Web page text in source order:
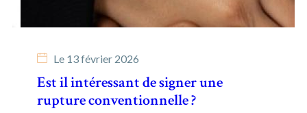
Le 13 février 2026
Est il intéressant de signer une
rupture conventionnelle ?